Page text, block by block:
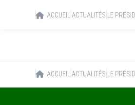
ACCUEIL ACTUALITÉS LE
ACCUEIL ACTUALITÉS LE